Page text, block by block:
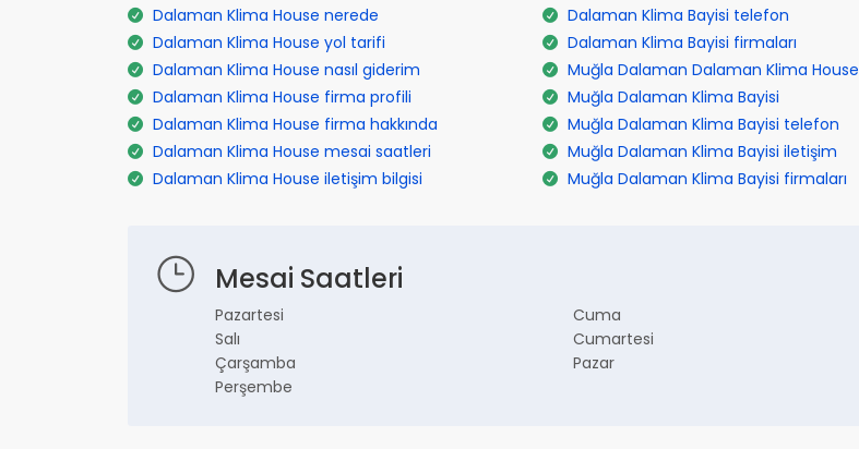
Dalaman Klima House nerede
Dalaman Klima House yol tarifi
Dalaman Klima House nasıl giderim
Dalaman Klima House firma profili
Dalaman Klima House firma hakkında
Dalaman Klima House mesai saatleri
Dalaman Klima House iletişim bilgisi
Dalaman Klima Bayisi telefon
Dalaman Klima Bayisi firmaları
Muğla Dalaman Dalaman Klima House
Muğla Dalaman Klima Bayisi
Muğla Dalaman Klima Bayisi telefon
Muğla Dalaman Klima Bayisi iletişim
Muğla Dalaman Klima Bayisi firmaları
Mesai Saatleri
Pazartesi
Salı
Çarşamba
Perşembe
Cuma
Cumartesi
Pazar